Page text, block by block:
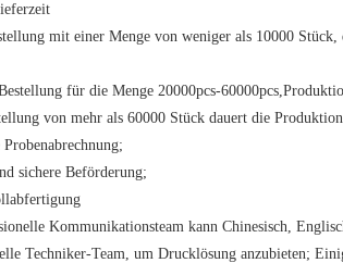
mit einer Menge von weniger als 10000
für die Menge 20000pcs-
von mehr als 60000 Stück dauert die
sichere Beförderung;
Kommunikationsteam kann Chinesisch,
Techniker-Team, um Drucklösung anzubieten;